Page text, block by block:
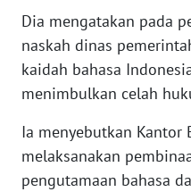
Dia mengatakan pada
naskah dinas
kaidah bahasa
menimbulkan celah
Ia menyebutkan Kantor
melaksanakan
pengutamaan bahasa
WN
BANTEN
WN
WN
KEPRI